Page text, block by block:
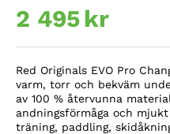
2 495kr
Red Originals EVO Pro
varm, torr och bekväm
av 100 % återvunna
andningsförmåga och
träning, paddling,